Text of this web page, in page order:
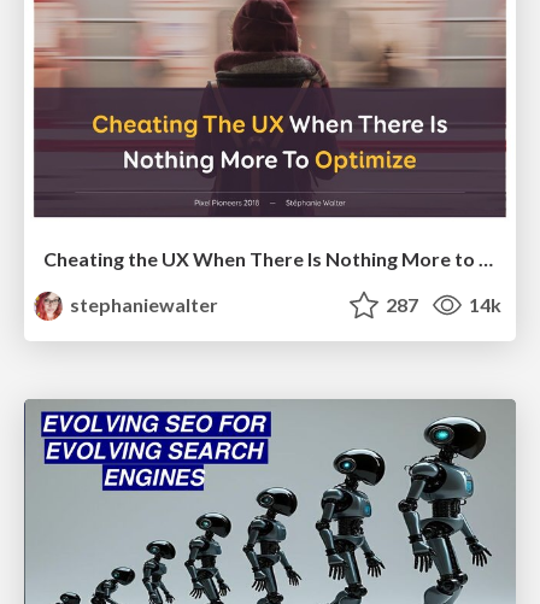
Cheating the UX When There Is Nothing More to Optimize - PixelPioneers
stephaniewalter
287 14k